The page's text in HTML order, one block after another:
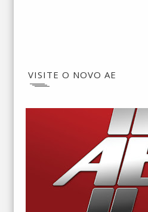
VISITE O NOVO AE